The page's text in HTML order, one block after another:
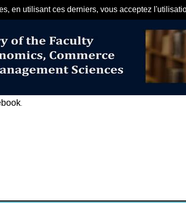
en utilisant ces derniers, vous acceptez
مرحبا بكم في الفهرس
.